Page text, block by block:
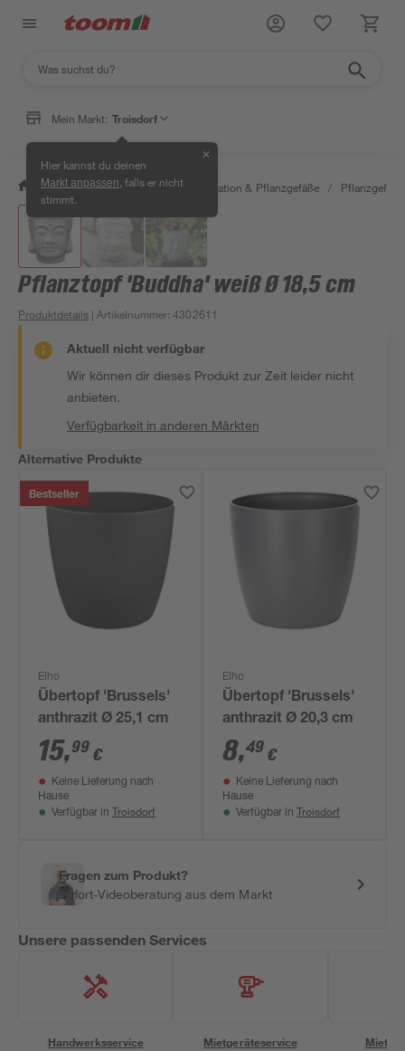
Mein Markt: Troisdorf
Hier kannst du deinen
Markt anpassen , falls er nicht
stimmt.
✕
/ Garten & Freizeit / Gartendekoration & Pflanzgefäße /
Pflanztopf 'Buddha' weiß Ø 18,5 cm
Produktdetails | Artikelnummer:4302611
Aktuell nicht verfügbar
Wir können dir dieses Produkt zur Zeit leider nicht
anbieten.
Verfügbarkeit in anderen Märkten
Alternative Produkte
Bestseller
Elho
Übertopf 'Brussels'
anthrazit Ø 25,1 cm
15,99 €
Keine Lieferung nach
Hause
Verfügbar in Troisdorf
Elho
Übertopf 'Brussels'
anthrazit Ø 20,3 cm
8,49 €
Keine Lieferung nach
Hause
Verfügbar in Troisdorf
Fragen zum Produkt?
Sofort-Videoberatung aus dem Markt
Unsere passenden Services
Handwerksservice Mietgeräteservice